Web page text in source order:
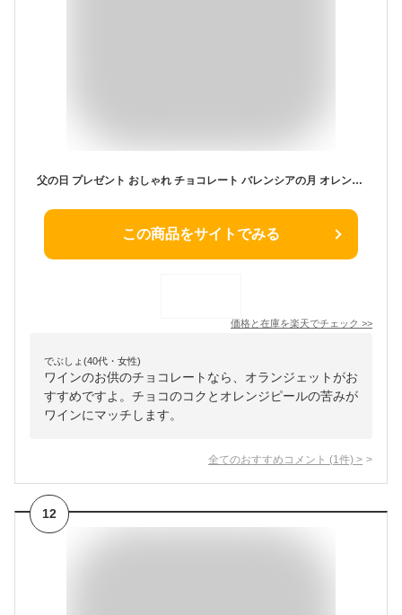
父の日 プレゼント おしゃれ チョコレート バレンシアの月 オレンジピール オランジェット プレゼント お菓子 オレンジ お取り寄せスイーツ チョコ インスタ映え 神戸スイーツ ギフト チョコレート菓子 高級 フルーツ お土産 プレゼント
この商品をサイトでみる
価格と在庫を楽天でチェック >>
でぶしょ(40代・女性)
ワインのお供のチョコレートなら、オランジェットがお
すすめですよ。チョコのコクとオレンジピールの苦みが
ワインにマッチします。
全てのおすすめコメント (1 件) >
12